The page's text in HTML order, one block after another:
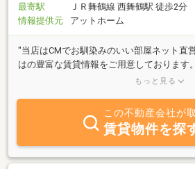
最寄駅
ＪＲ舞鶴線 西舞鶴駅 徒歩2分
情報提供元
アットホーム
"当店はCMでお馴染みのいい部屋ネット直
はの豊富な賃貸情報をご用意しております
探し（オンラインでのご案内も可能）お急
どお客様の様々なニーズにお応え致します
に納得のいくお部屋をお探しします！！
もっと見る
この不動産会社が
賃貸物件を探